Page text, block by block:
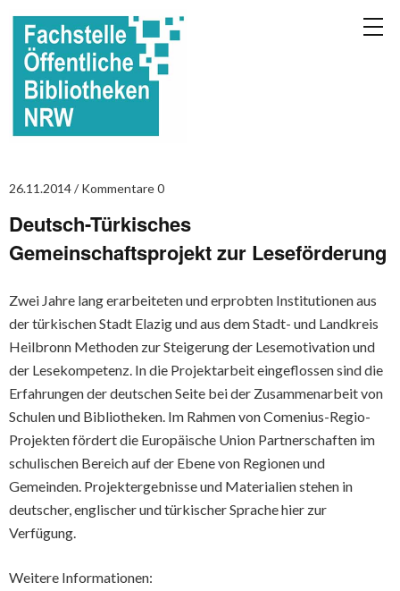
26.11.2014 Kommentare 0
Deutsch-Türkisches
Gemeinschaftsprojekt zur Leseförderung
Zwei Jahre lang erarbeiteten und erprobten Institutionen aus
der türkischen Stadt Elazig und aus dem Stadt- und Landkreis
Heilbronn Methoden zur Steigerung der Lesemotivation und
der Lesekompetenz. In die Projektarbeit eingeflossen sind die
Erfahrungen der deutschen Seite bei der Zusammenarbeit von
Schulen und Bibliotheken. Im Rahmen von Comenius-Regio-
Projekten fördert die Europäische Union Partnerschaften im
schulischen Bereich auf der Ebene von Regionen und
Gemeinden. Projektergebnisse und Materialien stehen in
deutscher, englischer und türkischer Sprache hier zur
Verfügung.
Weitere Informationen: